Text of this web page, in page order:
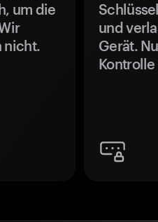
um die
nicht.
und
Gerät.